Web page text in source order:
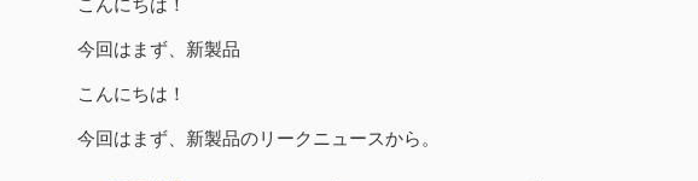
こんにちは！
今回はまず、新製品
こんにちは！
今回はまず、新製品のリークニュースから。